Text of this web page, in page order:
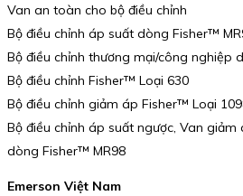
Van an toàn cho bộ điều chỉnh
Bộ điều chỉnh áp suất dòng Fisher™
Bộ điều chỉnh thương mại/công nghiệp
Bộ điều chỉnh Fisher™ Loại 630
Bộ điều chỉnh giảm áp Fisher™ Loại
Bộ điều chỉnh áp suất ngược, Van
dòng Fisher™ MR98
Emerson Việt Nam